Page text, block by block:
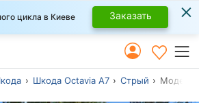
цикла в Киеве Заказать ×
Шкода Octavia A7 Стрый Модель